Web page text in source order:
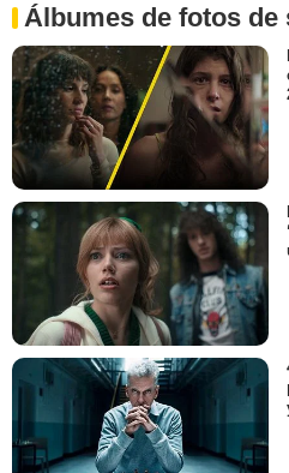
Álbumes de fotos de